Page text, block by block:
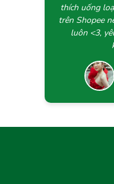
thích uống
trên Shopee
luôn <3,